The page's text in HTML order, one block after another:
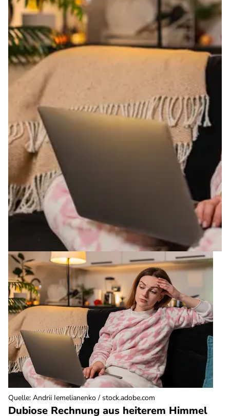
Dubiose Rechnung aus heiterem Himmel
Quelle: Andrii Iemelianenko / stock.adobe.com